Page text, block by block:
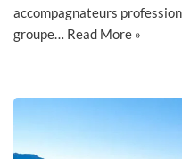
accompagnateurs
groupe… Read More »